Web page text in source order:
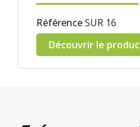
RéférenceSUR 16
Découvrir le